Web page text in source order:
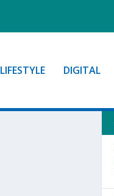
LIFESTYLE DIGITAL